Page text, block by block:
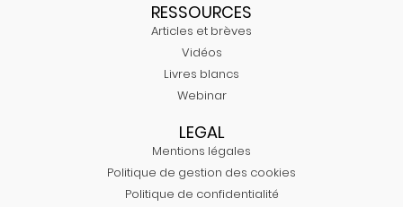
RESSOURCES
Articles et brèves
Vidéos
Livres blancs
Webinar
LEGAL
Mentions légales
Politique de gestion des cookies
Politique de confidentialité